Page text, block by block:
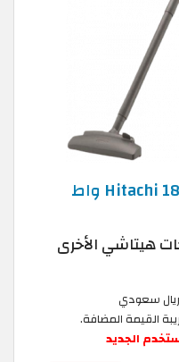
هيتاشي الأخرى
القيمة المضافة.